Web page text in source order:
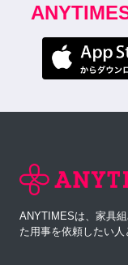
ANYTIMESは、家具
た用事を依頼したい人